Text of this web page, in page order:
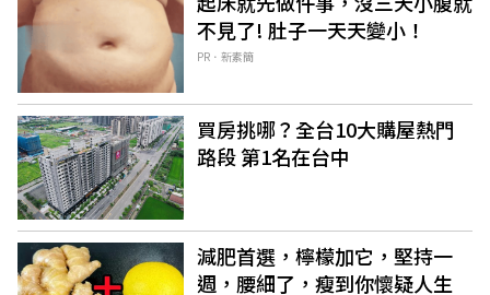
不見了! 肚子一天天變小！
PR．新素簡
買房挑哪？全台10大購屋熱門
路段 第1名在台中
減肥首選，檸檬加它，堅持一
週，腰細了，瘦到你懷疑人生